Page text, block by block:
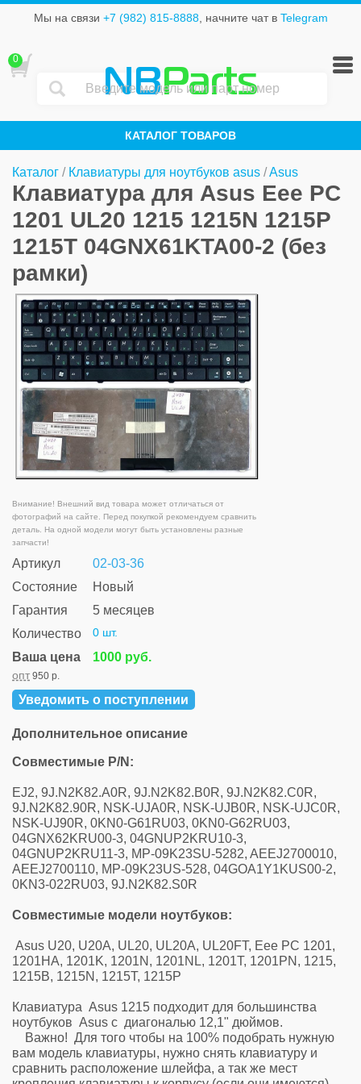
Мы на связи +7 (982) 815-8888, начните чат в Telegram
NBParts
КАТАЛОГ ТОВАРОВ
0
Каталог / Клавиатуры для ноутбуков asus /Asus
Клавиатура для Asus Eee PC
1201 UL20 1215 1215N 1215P
1215T 04GNX61KTA00-2 (без
рамки)
Внимание! Внешний вид товара может отличаться от
фотографий на сайте. Перед покупкой рекомендуем сравнить
деталь. На одной модели могут быть установлены разные
запчасти!
Артикул
02-03-36
Состояние
Новый
Гарантия
5 месяцев
Количество
0 шт.
Ваша цена 1000 руб.
опт 950 р.
Уведомить о поступлении
Дополнительное описание
Совместимые P/N:
EJ2, 9J.N2K82.A0R, 9J.N2K82.B0R, 9J.N2K82.C0R,
9J.N2K82.90R, NSK-UJA0R, NSK-UJB0R, NSK-UJC0R,
NSK-UJ90R, 0KN0-G61RU03, 0KN0-G62RU03,
04GNX62KRU00-3, 04GNUP2KRU10-3,
04GNUP2KRU11-3, MP-09K23SU-5282, AEEJ2700010,
AEEJ2700110, MP-09K23US-528, 04GOA1Y1KUS00-2,
0KN3-022RU03, 9J.N2K82.S0R
Совместимые модели ноутбуков:
Asus U20, U20A, UL20, UL20A, UL20FT, Eee PC 1201,
1201HA, 1201K, 1201N, 1201NL, 1201T, 1201PN, 1215,
1215B, 1215N, 1215T, 1215P
Клавиатура Asus 1215 подходит для большинства
ноутбуков Asus с диагональю 12,1" дюймов.
Важно! Для того чтобы на 100% подобрать нужную
вам модель клавиатуры, нужно снять клавиатуру и
сравнить расположение шлейфа, а так же мест